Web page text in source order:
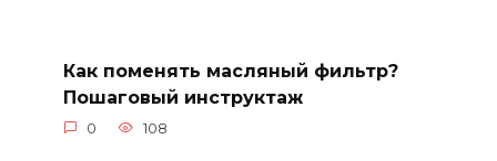
Как поменять масляный фильтр?
Пошаговый инструктаж
0 108